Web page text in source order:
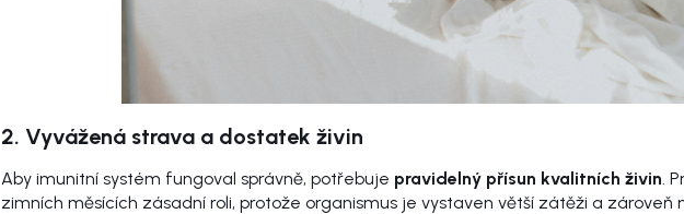
2. Vyvážená strava a dostatek živin
Aby imunitní systém fungoval správně, potřebuje pravidelný přísun kvalitních živin.
zimních měsících zásadní roli, protože organismus je vystaven větší zátěži a zároveň